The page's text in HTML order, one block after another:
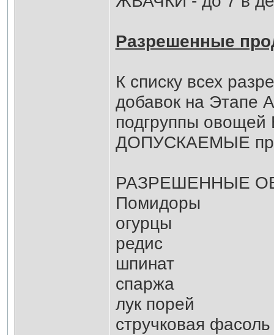
Разрешенные
К списку всех
добавок на Этапе
подгруппы
ДОПУСКАЕМЫЕ
РАЗРЕШЕННЫЕ
Помидоры
огурцы
редис
шпинат
спаржа
лук порей
стручковая фасоль